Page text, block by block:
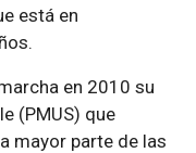
está en
en 2010 su
(PMUS) que
mayor parte de las